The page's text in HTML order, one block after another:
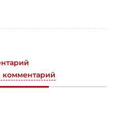
комментарий